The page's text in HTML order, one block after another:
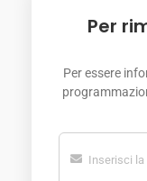
Per
Per essere